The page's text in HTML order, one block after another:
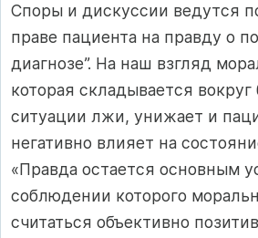
Споры и дискуссии ведутся
праве пациента на правду о
диагнозе”. На наш взгляд
которая складывается вокруг
ситуации лжи, унижает и
негативно влияет на
«Правда остается основным
соблюдении которого
считаться объективно